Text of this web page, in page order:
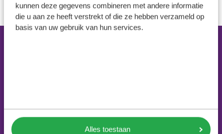
kunnen deze gegevens combineren met andere informatie
die u aan ze heeft verstrekt of die ze hebben verzameld op
basis van uw gebruik van hun services.
Alles toestaan
VITALOGIE